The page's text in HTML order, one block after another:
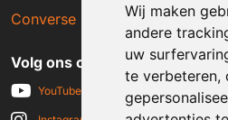
Wij maken
andere
uw
te verbeteren,
Converse sneakers
Volg ons op social media
YouTube